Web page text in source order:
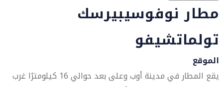
مطار نوفوسيبيرسك
تولماتشيفو
الموقع
يقع المطار في مدينة أوب وعلى بعد حوالي 16 كيلومترًا غرب